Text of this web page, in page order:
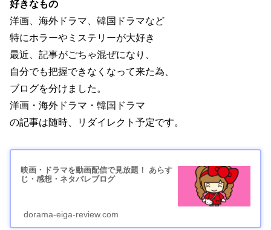
好きなもの
洋画、海外ドラマ、韓国ドラマなど
特にホラーやミステリーが大好き
最近、記事がごちゃ混ぜになり、
自分でも把握できなくなって来た為、
ブログを分けました。
洋画・海外ドラマ・韓国ドラマ
の記事は随時、リダイレクト予定です。
映画・ドラマを動画配信で見放題！ あらす
じ・感想・ネタバレブログ
dorama-eiga-review.com